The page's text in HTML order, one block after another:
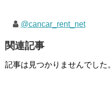
@cancar_rent_net
関連記事
記事は見つかりませんでした。